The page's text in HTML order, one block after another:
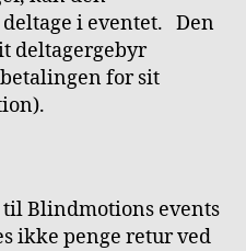
i eventet. Den
deltagergebyr
for sit
Blindmotions events
ikke penge retur ved